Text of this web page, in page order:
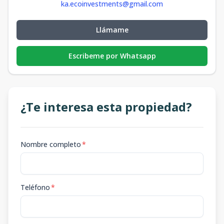
ka.ecoinvestments@gmail.com
Llámame
Escribeme por Whatsapp
¿Te interesa esta propiedad?
Nombre completo*
Teléfono*